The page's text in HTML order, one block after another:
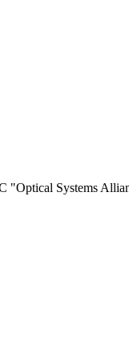
Systems